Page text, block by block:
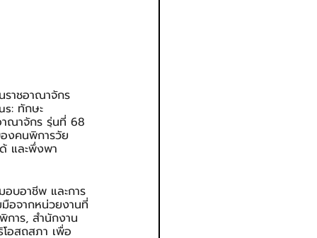
ราชอาณาจักร
ทักษะ
าณาจักร รุ่นที่ 68
งคนพิการวัย
และพึ่งพา
บอาชีพ และการ
อจากหน่วยงานที่
าร, สำนักงาน
อสถสภา เพื่อ